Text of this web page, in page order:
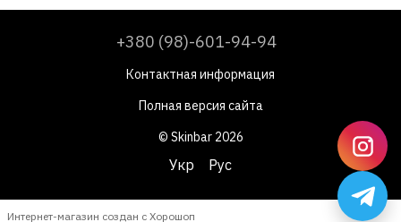
+380 (98)-601-94-94
Контактная информация
Полная версия сайта
© Skinbar 2026
Укр Рус
Интернет-магазин создан с Хорошоп